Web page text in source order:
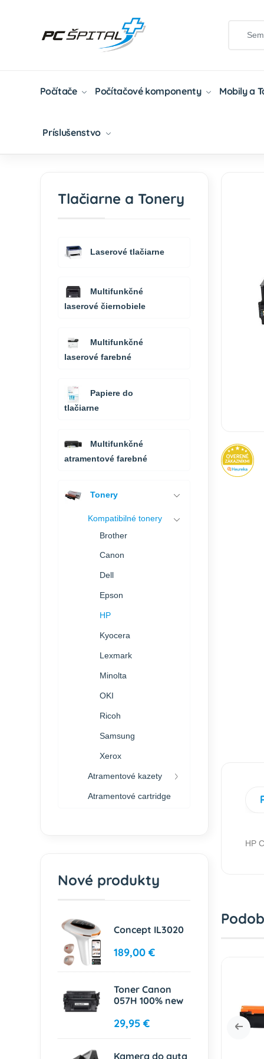
Počítače Počítačové komponenty Mobily a
Príslušenstvo
Domov Tlačiarne A Tonery
HP
Tlačiarne a Tonery
Laserové tlačiarne
Multifunkčné
laserové čiernobiele
Multifunkčné
laserové farebné
Papiere do
tlačiarne
Multifunkčné
atramentové farebné
Tonery
Kompatibilné tonery
Brother
Canon
Dell
Epson
HP
Kyocera
Lexmark
Minolta
OKI
Ricoh
Samsung
Xerox
Atramentové kazety
Atramentové cartridge
Nové produkty
Concept IL3020
189,00 €
Toner Canon
057H 100% new
29,95 €
Kamera do auta